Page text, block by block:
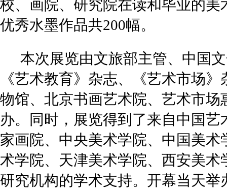
校、画院、研究院在读和毕业的美
优秀水墨作品共200幅。
本次展览由文旅部主管、中国
《艺术教育》杂志、《艺术市场
物馆、北京书画艺术院、艺术市场
办。同时，展览得到了来自中国艺
家画院、中央美术学院、中国美术
术学院、天津美术学院、西安美术
研究机构的学术支持。开幕当天举